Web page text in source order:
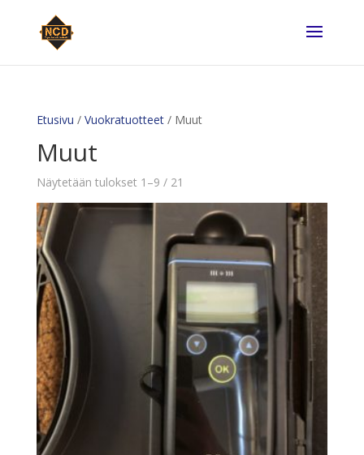
Etusivu / Vuokratuotteet/ Muut
Muut
Näytetään tulokset 1–9 / 21